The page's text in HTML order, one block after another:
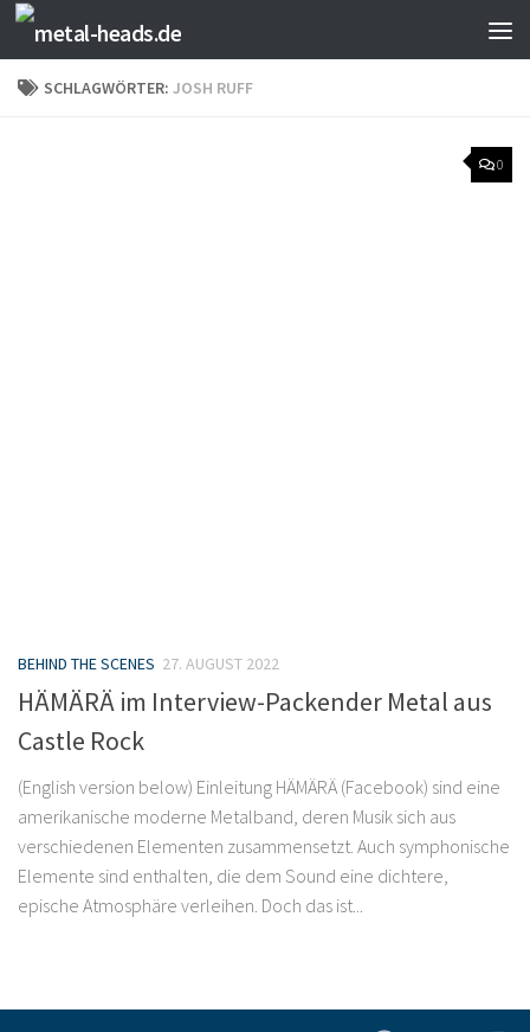
Zum Inhalt springen
SCHLAGWÖRTER: JOSH RUFF
0
BEHIND THE SCENES 27. AUGUST 2022
HÄMÄRÄ im Interview-Packender Metal aus
Castle Rock
(English version below) Einleitung HÄMÄRÄ (Facebook) sind eine
amerikanische moderne Metalband, deren Musik sich aus
verschiedenen Elementen zusammensetzt. Auch symphonische
Elemente sind enthalten, die dem Sound eine dichtere,
epische Atmosphäre verleihen. Doch das ist...